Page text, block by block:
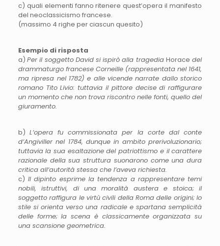
c) quali elementi fanno ritenere quest’opera il manifesto
del neoclassicismo francese.
(massimo 4 righe per ciascun quesito)
Esempio di risposta
a)Per il soggetto David si ispirò alla tragedia Horace del
drammaturgo francese Corneille (rappresentata nel 1641,
ma ripresa nel 1782) e alle vicende narrate dallo storico
romano Tito Livio: tuttavia il pittore decise di raffigurare
un momento che non trova riscontro nelle fonti, quello del
giuramento.
b) L’opera fu commissionata per la corte dal conte
d’Angiviller nel 1784, dunque in ambito prerivoluzionario;
tuttavia la sua esaltazione del patriottismo e il carattere
razionale della sua struttura suonarono come una dura
critica all’autorità stessa che l’aveva richiesta.
c) Il dipinto esprime la tendenza a rappresentare temi
nobili, istruttivi, di una moralità austera e stoica; il
soggetto raffigura le virtù civili della Roma delle origini; lo
stile si orienta verso una radicale e spartana semplicità
delle forme; la scena è classicamente organizzata su
una scansione geometrica.